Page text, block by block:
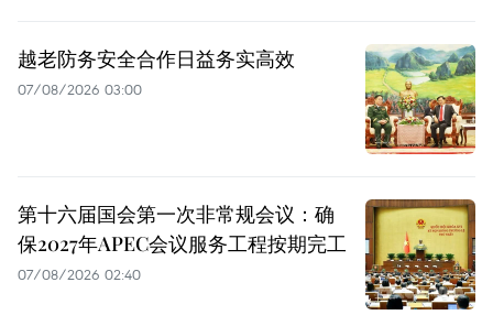
越老防务安全合作日益务实高效
07/08/2026 03:00
第十六届国会第一次非常规会议：确
保2027年APEC会议服务工程按期完工
07/08/2026 02:40